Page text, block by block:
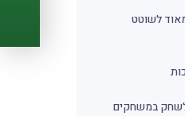
לשוטט
לשחק במשחקים
צור דרכון עכשיו ←